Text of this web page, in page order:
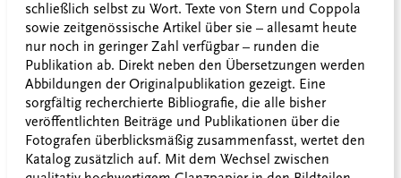
schließlich selbst zu Wort. Texte von Stern und Coppola
sowie zeitgenössische Artikel über sie – allesamt heute
nur noch in geringer Zahl verfügbar – runden die
Publikation ab. Direkt neben den Übersetzungen werden
Abbildungen der Originalpublikation gezeigt. Eine
sorgfältig recherchierte Bibliografie, die alle bisher
veröffentlichten Beiträge und Publikationen über die
Fotografen überblicksmäßig zusammenfasst, wertet den
Katalog zusätzlich auf. Mit dem Wechsel zwischen